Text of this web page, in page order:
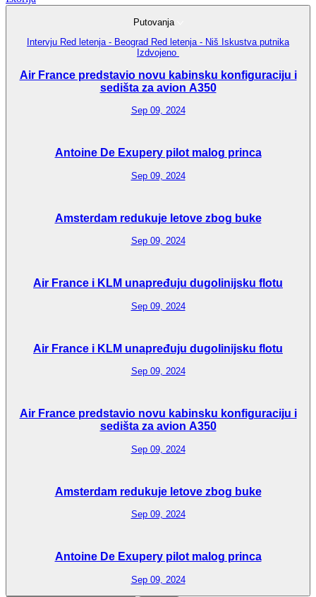
Putovanja
Intervju Red letenja - Beograd Red letenja - Niš Iskustva putnika
Izdvojeno
Air France predstavio novu kabinsku konfiguraciju i
sedišta za avion A350
Sep 09, 2024
Antoine De Exupery pilot malog princa
Sep 09, 2024
Amsterdam redukuje letove zbog buke
Sep 09, 2024
Air France i KLM unapređuju dugolinijsku flotu
Sep 09, 2024
Air France i KLM unapređuju dugolinijsku flotu
Sep 09, 2024
Air France predstavio novu kabinsku konfiguraciju i
sedišta za avion A350
Sep 09, 2024
Amsterdam redukuje letove zbog buke
Sep 09, 2024
Antoine De Exupery pilot malog princa
Sep 09, 2024